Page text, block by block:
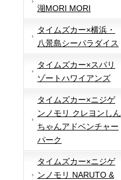
湖MORI MORI
タイムズカー×横浜・
八景島シーパラダイス
タイムズカー×スパリ
ゾートハワイアンズ
タイムズカー×ニジゲ
ンノモリ クレヨンしん
ちゃんアドベンチャー
パーク
タイムズカー×ニジゲ
ンノモリ NARUTO &